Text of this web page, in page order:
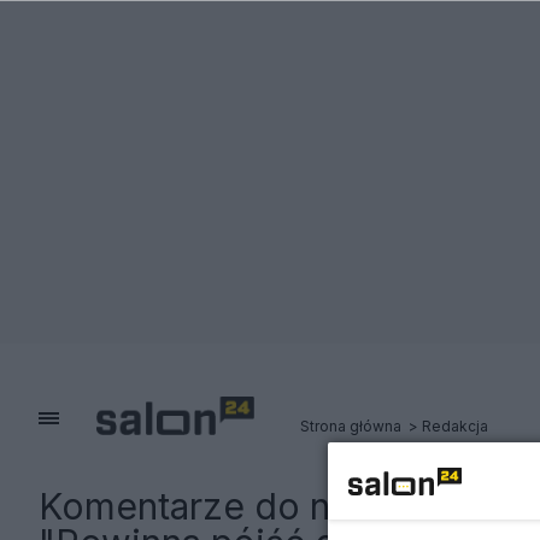
Strona główna Redakcja
Komentarze do notki: